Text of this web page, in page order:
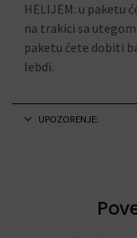
HELIJEM: u paketu
na trakici sa
paketu ćete dobiti
lebdi.
UPOZORENJE: